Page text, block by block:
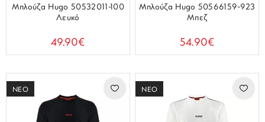
Μπλούζα Hugo 50532011-100
Λευκό
49.90€
Μπλούζα Hugo 50566159-923
Μπεζ
54.90€
ΝΕΟ ΝΕΟ